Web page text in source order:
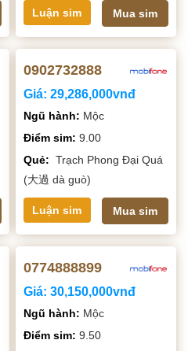
Luận sim Mua sim
0902732888
Giá:29,286,000vnđ
Ngũ hành: Mộc
Điểm sim:9.00
Quẻ: Trạch Phong Đại Quá
(大過 dà guò)
Luận sim Mua sim
0774888899
Giá:30,150,000vnđ
Ngũ hành: Mộc
Điểm sim:9.50